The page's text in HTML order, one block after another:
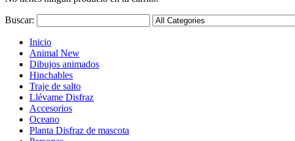
Buscar:
Inicio
Animal New
Dibujos animados
Hinchables
Traje de salto
Llévame Disfraz
Accesorios
Oceano
Planta Disfraz de mascota